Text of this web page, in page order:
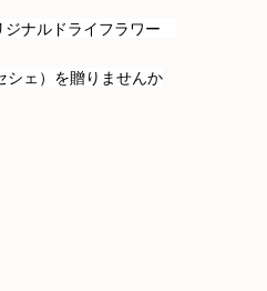
ナルドライフラワー
シェ）を贈りませんか